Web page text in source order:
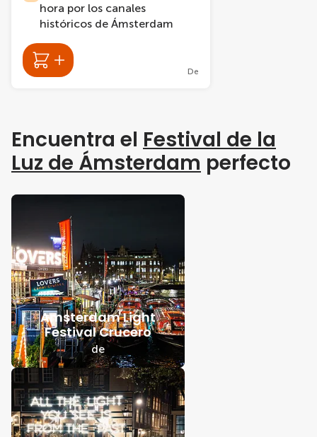
hora por los canales
históricos de Ámsterdam
De
Encuentra el Festival de la
Luz de Ámsterdam perfecto
Amsterdam Light
Festival Crucero
de